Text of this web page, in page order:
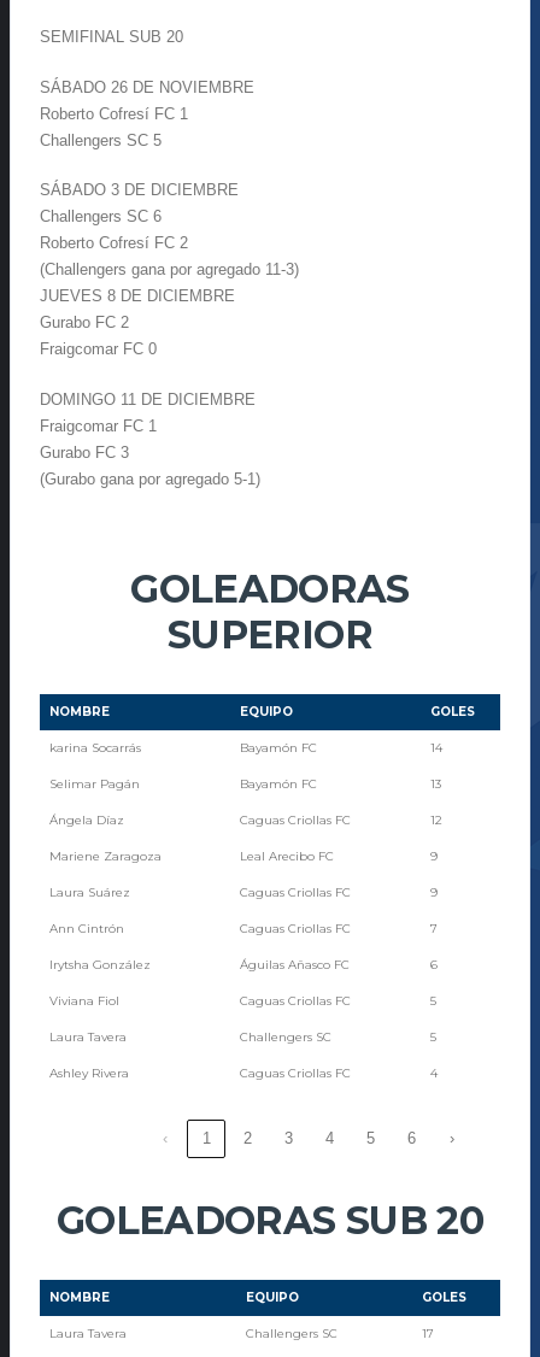
SEMIFINAL SUB 20
SÁBADO 26 DE NOVIEMBRE
Roberto Cofresí FC 1
Challengers SC 5
SÁBADO 3 DE DICIEMBRE
Challengers SC 6
Roberto Cofresí FC 2
(Challengers gana por agregado 11-3)
JUEVES 8 DE DICIEMBRE
Gurabo FC 2
Fraigcomar FC 0
DOMINGO 11 DE DICIEMBRE
Fraigcomar FC 1
Gurabo FC 3
(Gurabo gana por agregado 5-1)
GOLEADORAS
SUPERIOR
NOMBRE EQUIPO GOLES
karina Socarrás Bayamón FC 14
Selimar Pagán Bayamón FC 13
Ángela Díaz Caguas Criollas FC 12
Mariene Zaragoza Leal Arecibo FC 9
Laura Suárez Caguas Criollas FC 9
Ann Cintrón Caguas Criollas FC 7
Irytsha González Águilas Añasco FC 6
Viviana Fiol Caguas Criollas FC 5
Laura Tavera Challengers SC 5
Ashley Rivera Caguas Criollas FC 4
‹ 1 2 3 4 5 6 ›
GOLEADORAS SUB 20
NOMBRE EQUIPO GOLES
Laura Tavera Challengers SC 17